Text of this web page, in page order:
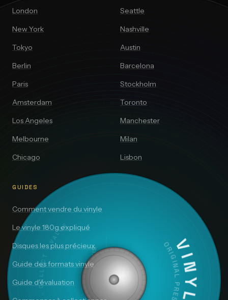
SIDE A — 33⅓ RPM
DISCOVER · COLLECT · VALUE
London
New York
Tokyo
Berlin
Paris
Amsterdam
Los Angeles
Melbourne
Chicago
Seattle
Nashville
Austin
Barcelona
Stockholm
Toronto
Manchester
Milan
Lisbon
GUIDES
Comment vendre du vinyle
Le vinyle 180g expliqué
Disques les plus précieux
Guide des formats vinyle
Guide d’évaluation